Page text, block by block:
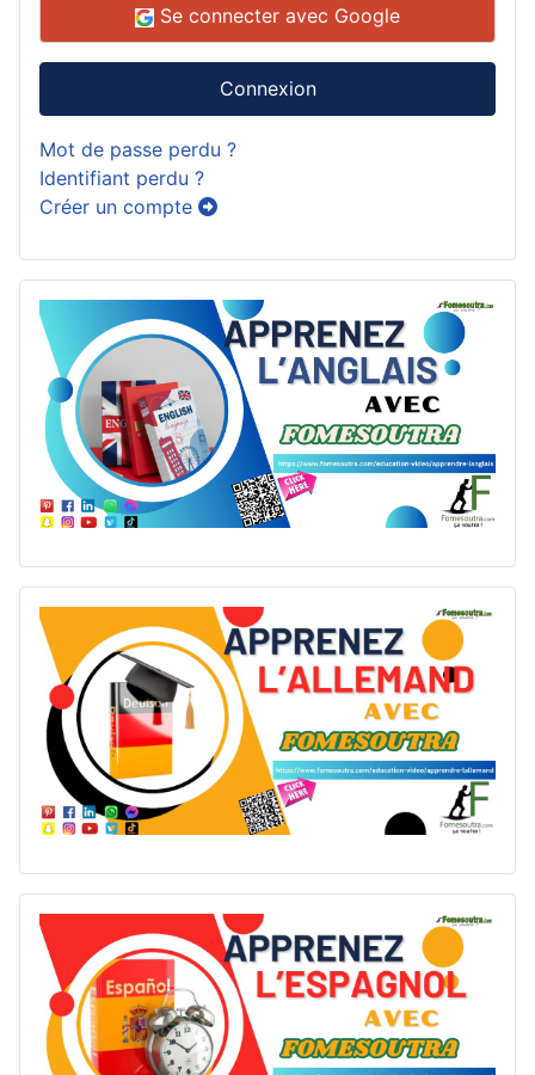
Se connecter avec Google
Connexion
Mot de passe perdu ?
Identifiant perdu ?
Créer un compte